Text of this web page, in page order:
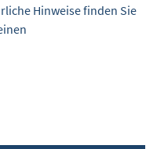
Hinweise finden Sie